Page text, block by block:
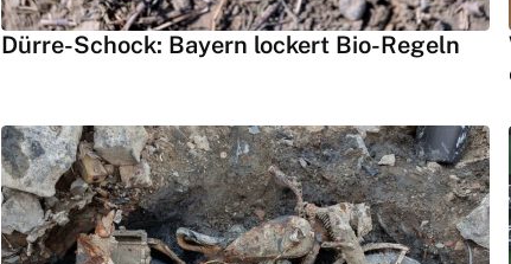
Dürre-Schock: Bayern lockert Bio-Regeln